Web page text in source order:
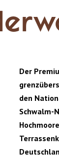
Der
den
Schwalm-